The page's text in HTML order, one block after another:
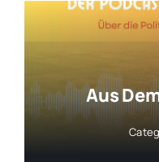
Aus